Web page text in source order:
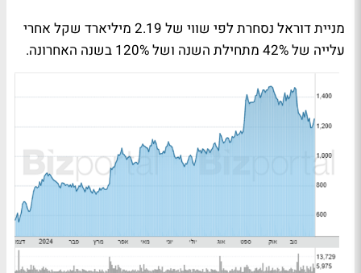
מניית דוראל נסחרת לפי שווי של 2.19 מיליארד שקל אחרי
עלייה של 42% מתחילת השנה ושל 120% בשנה האחרונה.